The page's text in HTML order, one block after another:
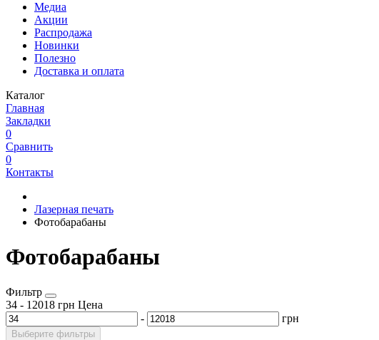
Медиа
Акции
Распродажа
Новинки
Полезно
Доставка и оплата
Каталог
Главная
Закладки
0
Сравнить
0
Контакты
Лазерная печать
Фотобарабаны
Фотобарабаны
Фильтр
34 - 12018 грн Цена
-
грн
Выберите фильтры